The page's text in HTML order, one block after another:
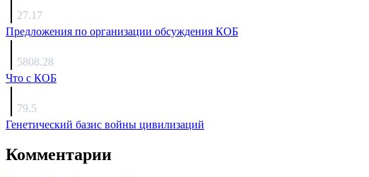
27.17
Предложения по организации обсуждения КОБ
5808.28
Что с КОБ
79.5
Генетический базис войны цивилизаций
Комментарии